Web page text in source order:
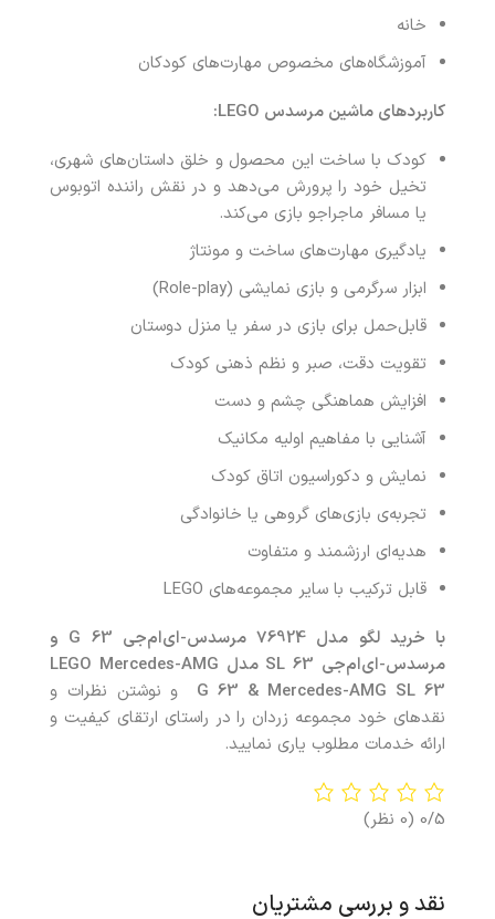
خانه
آموزشگاه‌های مخصوص مهارت‌‌های کودکان
کاربردهای ماشین مرسدس LEGO:
کودک با ساخت این محصول و خلق داستان‌های شهری،
تخیل خود را پرورش می‌دهد و در نقش راننده اتوبوس
یا مسافر ماجراجو بازی می‌کند.
یادگیری مهارت‌های ساخت و مونتاژ
ابزار سرگرمی و بازی نمایشی (Role-play)
قابل‌حمل برای بازی در سفر یا منزل دوستان
تقویت دقت، صبر و نظم ذهنی کودک
افزایش هماهنگی چشم و دست
آشنایی با مفاهیم اولیه مکانیک
نمایش و دکوراسیون اتاق کودک
تجربه‌ی بازی‌های گروهی یا خانوادگی
هدیه‌ای ارزشمند و متفاوت
قابل ترکیب با سایر مجموعه‌های LEGO
با خریدلگو مدل 76924 مرسدس-ای‌ام‌جی G 63 و
مرسدس-ای‌ام‌جی SL 63 مدل LEGO Mercedes-AMG
G 63 & Mercedes-AMG SL 63
و نوشتن نظرات و
نقدهای خود مجموعه زردان را در راستای ارتقای کیفیت و
ارائه خدمات مطلوب یاری نمایید.
0/5 (0 نظر)
نقد و بررسی مشتریان